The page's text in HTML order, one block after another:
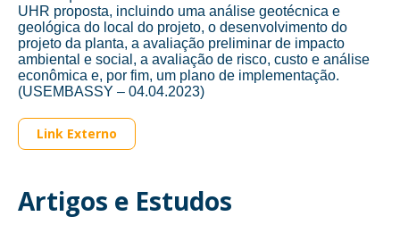
UHR proposta, incluindo uma análise geotécnica e
geológica do local do projeto, o desenvolvimento do
projeto da planta, a avaliação preliminar de impacto
ambiental e social, a avaliação de risco, custo e análise
econômica e, por fim, um plano de implementação.
(USEMBASSY – 04.04.2023)
Link Externo
Artigos e Estudos